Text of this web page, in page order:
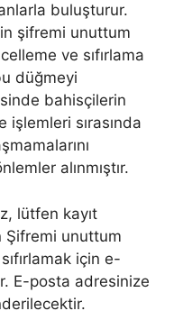
buluşturur.
şifremi unuttum
ve sıfırlama
düğmeyi
bahisçilerin
sırasında
alınmıştır.
lütfen kayıt
Şifremi unuttum
için e-
E-posta adresinize